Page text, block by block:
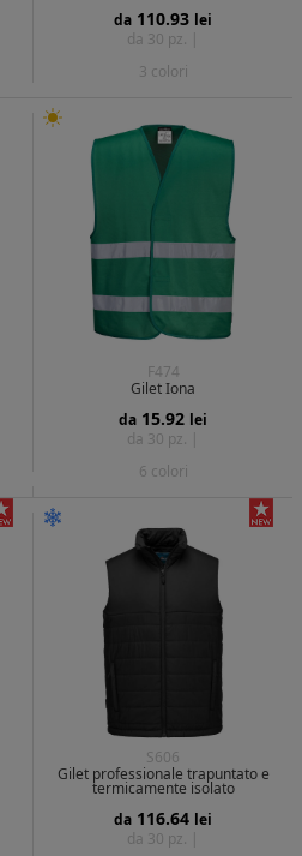
da 110.93 lei
da 30 pz. |
3 colori
F474
Gilet Iona
da 15.92 lei
da 30 pz. |
6 colori
S606
Gilet professionale trapuntato e
termicamente isolato
da 116.64 lei
da 30 pz. |